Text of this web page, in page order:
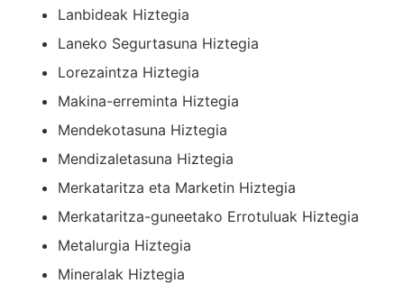
Lanbideak Hiztegia
Laneko Segurtasuna Hiztegia
Lorezaintza Hiztegia
Makina-erreminta Hiztegia
Mendekotasuna Hiztegia
Mendizaletasuna Hiztegia
Merkataritza eta Marketin Hiztegia
Merkataritza-guneetako Errotuluak Hiztegia
Metalurgia Hiztegia
Mineralak Hiztegia